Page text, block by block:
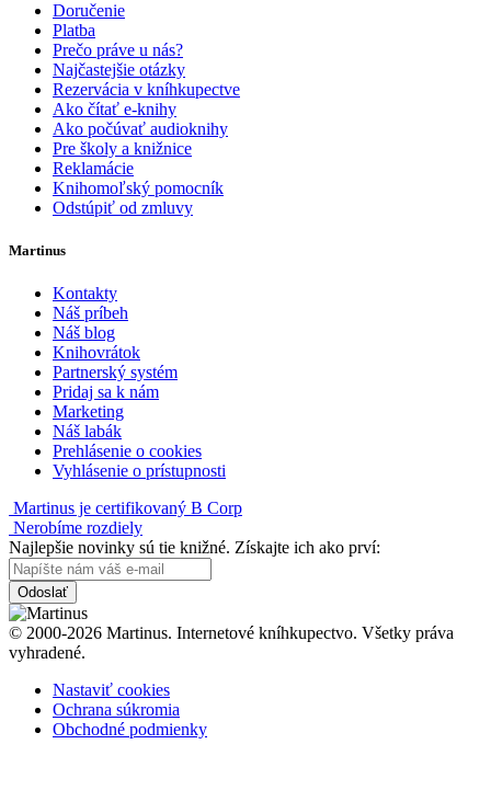
Doručenie
Platba
Prečo práve u nás?
Najčastejšie otázky
Rezervácia v kníhkupectve
Ako čítať e-knihy
Ako počúvať audioknihy
Pre školy a knižnice
Reklamácie
Knihomoľský pomocník
Odstúpiť od zmluvy
Martinus
Kontakty
Náš príbeh
Náš blog
Knihovrátok
Partnerský systém
Pridaj sa k nám
Marketing
Náš labák
Prehlásenie o cookies
Vyhlásenie o prístupnosti
Martinus je certifikovaný B Corp
Nerobíme rozdiely
Najlepšie novinky sú tie knižné. Získajte ich ako prví:
Odoslať
© 2000-2026 Martinus. Internetové kníhkupectvo. Všetky práva
vyhradené.
Nastaviť cookies
Ochrana súkromia
Obchodné podmienky